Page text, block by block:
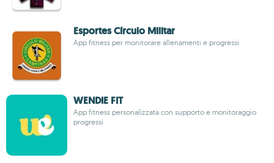
Esportes Círculo Militar
App fitness per monitorare allenamenti e progressi
WENDIE FIT
App fitness personalizzata con supporto e monitoraggio
progressi